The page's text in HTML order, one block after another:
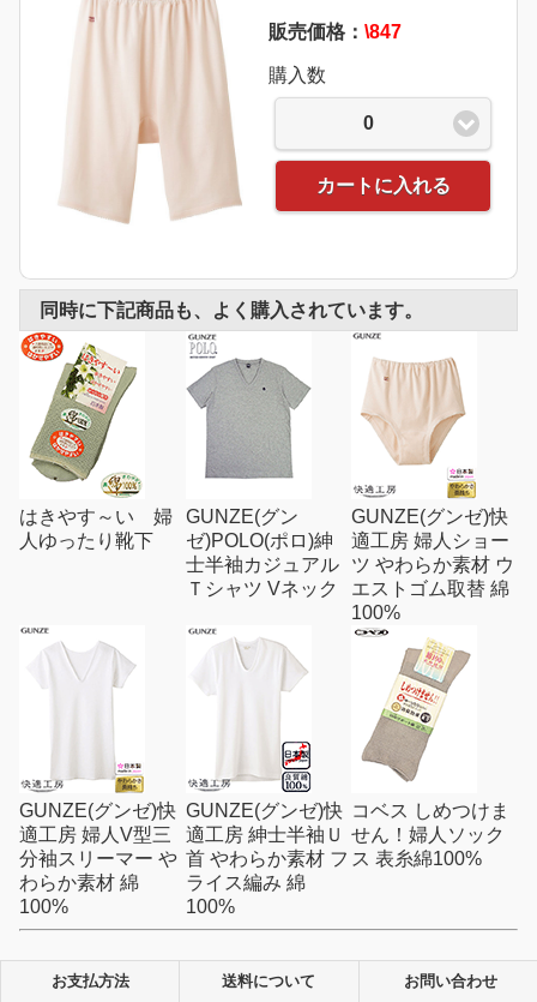
販売価格： \847
購入数
0
カートに入れる
同時に下記商品も、よく購入されています。
はきやす～い 婦
人ゆったり靴下
GUNZE(グン
ゼ)POLO(ポロ)紳
士半袖カジュアル
Ｔシャツ Vネック
GUNZE(グンゼ)快
適工房 婦人ショー
ツ やわらか素材 ウ
エストゴム取替 綿
100%
GUNZE(グンゼ)快
適工房 婦人V型三
分袖スリーマー や
わらか素材 綿
100%
GUNZE(グンゼ)快
適工房 紳士半袖Ｕ
首 やわらか素材 フ
ライス編み 綿
100%
コベス しめつけま
せん！婦人ソック
ス 表糸綿100%
お支払方法 送料について お問い合わせ